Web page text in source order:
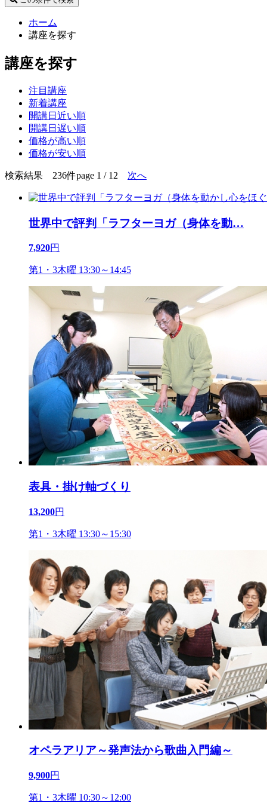
ホーム
講座を探す
講座を探す
注目講座
新着講座
開講日近い順
開講日遅い順
価格が高い順
価格が安い順
検索結果 236件page 1 / 12 次へ
世界中で評判「ラフターヨガ（身体を動…
7,920円
第1・3木曜 13:30～14:45
表具・掛け軸づくり
13,200円
第1・3木曜 13:30～15:30
オペラアリア～発声法から歌曲入門編～
9,900円
第1・3木曜 10:30～12:00